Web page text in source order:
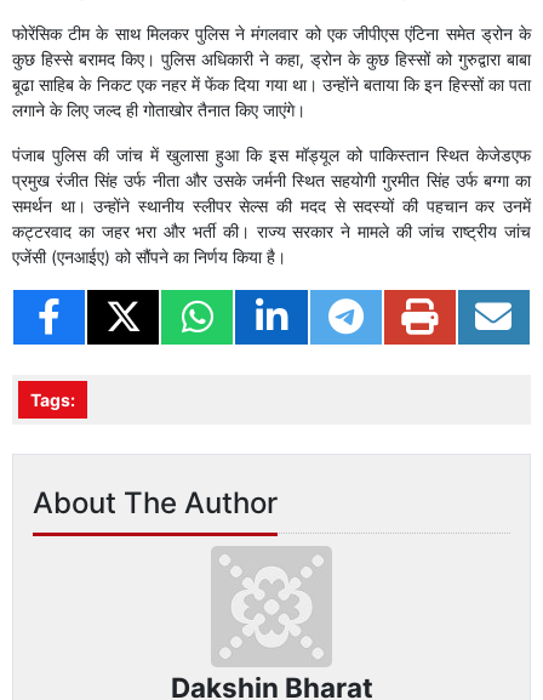
फोरेंसिक टीम के साथ मिलकर पुलिस ने मंगलवार को एक जीपीएस एंटिना समेत ड्रोन के
कुछ हिस्से बरामद किए। पुलिस अधिकारी ने कहा, ड्रोन के कुछ हिस्सों को गुरुद्वारा बाबा
बूढा साहिब के निकट एक नहर में फेंक दिया गया था। उन्होंने बताया कि इन हिस्सों का पता
लगाने के लिए जल्द ही गोताखोर तैनात किए जाएंगे।
पंजाब पुलिस की जांच में खुलासा हुआ कि इस मॉड्यूल को पाकिस्तान स्थित केजेडएफ
प्रमुख रंजीत सिंह उर्फ नीता और उसके जर्मनी स्थित सहयोगी गुरमीत सिंह उर्फ बग्गा का
समर्थन था। उन्होंने स्थानीय स्लीपर सेल्स की मदद से सदस्यों की पहचान कर उनमें
कट्टरवाद का जहर भरा और भर्ती की। राज्य सरकार ने मामले की जांच राष्ट्रीय जांच
एजेंसी (एनआईए) को सौंपने का निर्णय किया है।
Tags:
About The Author
Dakshin Bharat